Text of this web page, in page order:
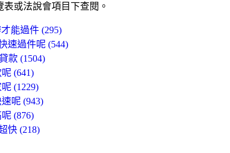
或法說會項目下查閱。
能過件 (295)
速過件呢 (544)
款 (1504)
(641)
(1229)
呢 (943)
(876)
快 (218)